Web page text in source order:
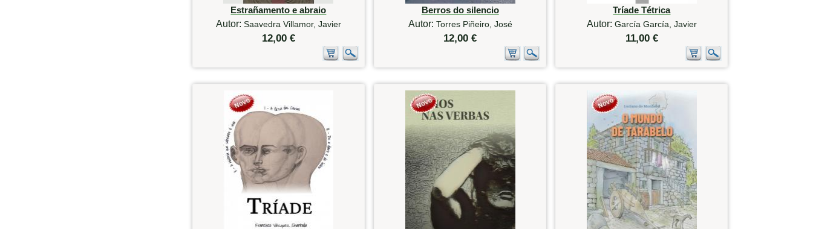
Estrañamento e abraio
Autor: Saavedra Villamor, Javier
12,00 €
Berros do silencio
Autor: Torres Piñeiro, José
12,00 €
Tríade Tétrica
Autor: García García, Javier
11,00 €